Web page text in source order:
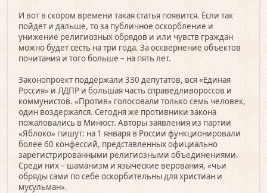
И вот в скором времени такая статья появится. Если так
пойдет и дальше, то за публичное оскорбление и
унижение религиозных обрядов и или чувств граждан
можно будет сесть на три года. За осквернение объектов
почитания и того больше – на пять лет.
Законопроект поддержали 330 депутатов, вся «Единая
Россия» и ЛДПР и большая часть справедливороссов и
коммунистов. «Против» голосовали только семь человек,
один воздержался. Сегодня же противники закона
пожаловались в Минюст. Авторы заявления из партии
«Яблоко» пишут: на 1 января в России функционировали
более 60 конфессий, представленных официально
зарегистрированными религиозными объединениями.
Среди них – шаманизм и языческие верования, «чьи
обряды сами по себе оскорбительны для христиан и
мусульман».